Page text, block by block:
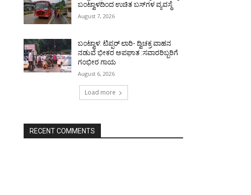
ಬಂಟ್ವಾಳದಿಂದ ಉಚಿತ ಬಸ್‌ಗಳ ವ್ಯವಸ್ಥೆ
August 7, 2026
ಬಂಟ್ವಾಳ: ಟಿಪ್ಪರ್ ಲಾರಿ- ದ್ವಿಚಕ್ರ ವಾಹನ
ನಡುವೆ ಭೀಕರ ಅಪಘಾತ :ಸವಾರರಿಬ್ಬರಿಗೆ
ಗಂಭೀರ ಗಾಯ
August 6, 2026
Load more
RECENT COMMENTS